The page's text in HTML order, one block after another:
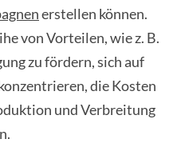
erstellen können.
von Vorteilen, wie z. B.
zu fördern, sich auf
die Kosten
und Verbreitung